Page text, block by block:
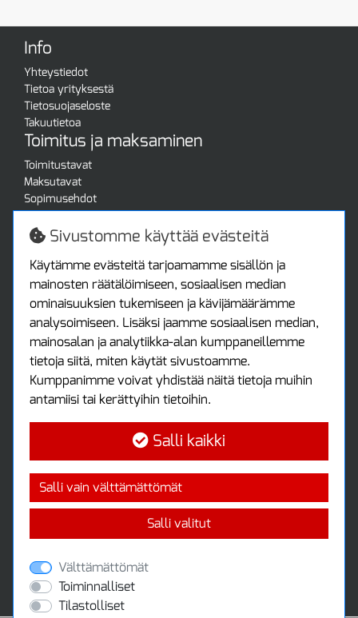
Info
Yhteystiedot
Tietoa yrityksestä
Tietosuojaseloste
Takuutietoa
Toimitus ja maksaminen
Toimitustavat
Maksutavat
Sopimusehdot
Turvallista ostamista
Jälleenmyyjille
Tax free / verovapaa myynti
Asiakastilini
Asiakastili
Luo tili
Kirjaudu sisään
Ota yhteyttä
Protools Oy
Tuottajankatu 13
Uutiskirje
Tilaa maksuton uutiskirjeemme
Sivustomme käyttää evästeitä
Käytämme evästeitä tarjoamamme sisällön ja
mainosten räätälöimiseen, sosiaalisen median
ominaisuuksien tukemiseen ja kävijämäärämme
analysoimiseen. Lisäksi jaamme sosiaalisen median,
mainosalan ja analytiikka-alan kumppaneillemme
tietoja siitä, miten käytät sivustoamme.
Kumppanimme voivat yhdistää näitä tietoja muihin
antamiisi tai kerättyihin tietoihin.
Salli kaikki
Salli vain välttämättömät
Salli valitut
Välttämättömät
Toiminnalliset
Tilastolliset